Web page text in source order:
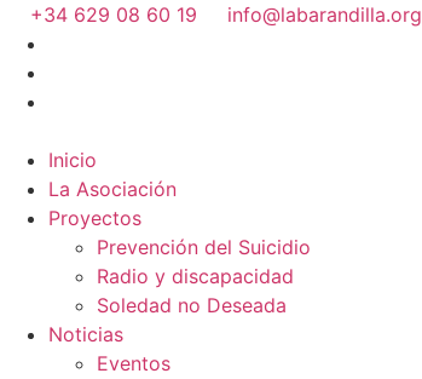
+34 629 08 60 19 info@labarandilla.org
Inicio
La Asociación
Proyectos
Prevención del Suicidio
Radio y discapacidad
Soledad no Deseada
Noticias
Eventos